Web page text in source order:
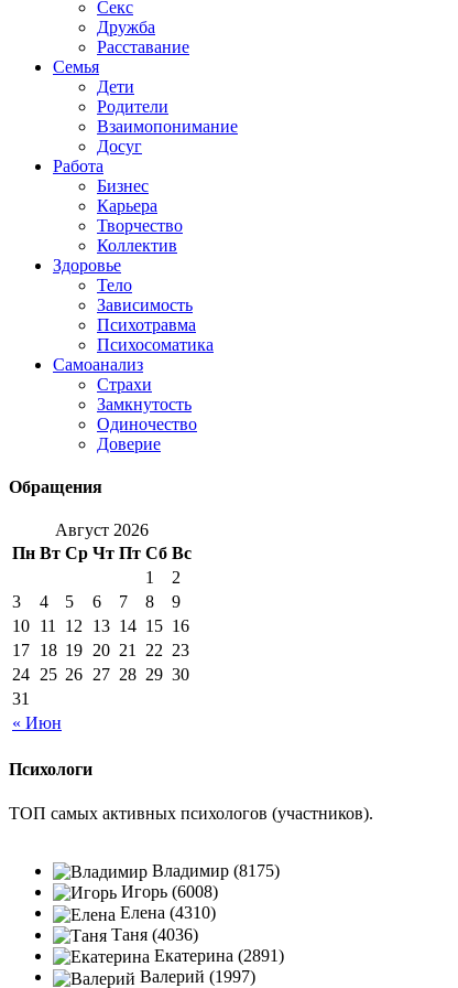
Секс
Дружба
Расставание
Семья
Дети
Родители
Взаимопонимание
Досуг
Работа
Бизнес
Карьера
Творчество
Коллектив
Здоровье
Тело
Зависимость
Психотравма
Психосоматика
Самоанализ
Страхи
Замкнутость
Одиночество
Доверие
Обращения
Август 2026
Пн Вт Ср Чт Пт Сб Вс
« Июн
1
2
3
4 5 6 7 8
9
10 11 12 13 14 15 16
17 18 19 20 21 22 23
24 25 26 27 28 29 30
31
Психологи
ТОП самых активных психологов (участников).
Владимир (8175)
Игорь (6008)
Елена (4310)
Таня (4036)
Екатерина (2891)
Валерий (1997)